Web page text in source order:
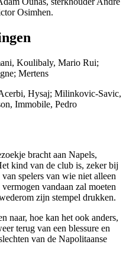
Osimhen.
Koulibaly, Mario Rui;
Mertens
Hysaj; Milinkovic-Savic,
Immobile, Pedro
bracht aan Napels,
kind van de club is, zeker bij
spelers van wie niet alleen
vandaan zal moeten
zijn stempel drukken.
naar, hoe kan het ook anders,
terug van een blessure en
van de Napolitaanse